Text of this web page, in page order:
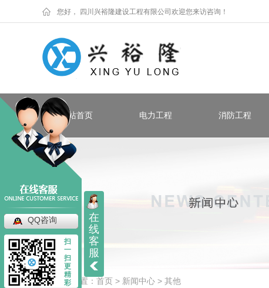
您好， 四川兴裕隆建设工程有限公司欢迎您来访咨询！
网站首页 电力工程 消防工程
当前位置： 首页 > 新闻中心 > 其他
在
线
客
服
QQ咨询
扫
一
扫
更
精
彩